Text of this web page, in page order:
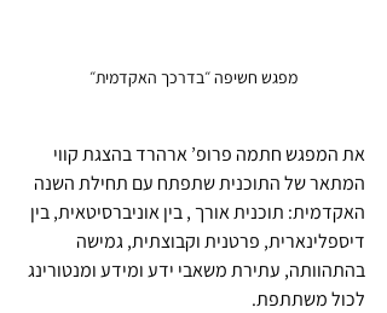
מפגש חשיפה ״בדרכך האקדמית״
את המפגש חתמה פרופ’ ארהרד בהצגת קווי
המתאר של התוכנית שתפתח עם תחילת השנה
האקדמית: תוכנית אורך , בין אוניברסיטאית, בין
דיספלינארית, פרטנית וקבוצתית, גמישה
בהתהוותה, עתירת משאבי ידע ומידע ומנטורינג
לכול משתתפת.